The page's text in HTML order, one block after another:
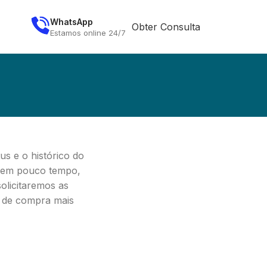
WhatsApp
Estamos online 24/7 Obter Consulta
e o histórico do
pouco tempo,
as
compra mais